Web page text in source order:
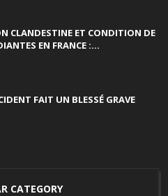
CLANDESTINE ET CONDITION DE
EN FRANCE :...
FAIT UN BLESSÉ GRAVE
CATEGORY